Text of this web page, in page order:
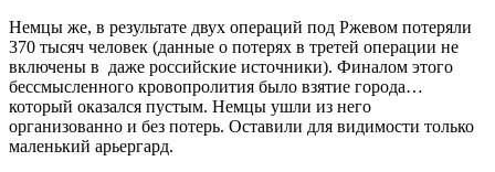
Немцы же, в результате двух операций под Ржевом потеряли
370 тысяч человек (данные о потерях в третей операции не
включены в даже российские источники). Финалом этого
бессмысленного кровопролития было взятие города…
который оказался пустым. Немцы ушли из него
организованно и без потерь. Оставили для видимости только
маленький арьергард.